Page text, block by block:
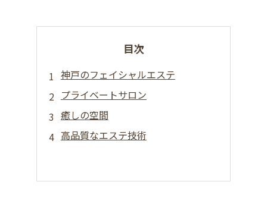
目次
神戸のフェイシャルエステ
プライベートサロン
癒しの空間
高品質なエステ技術